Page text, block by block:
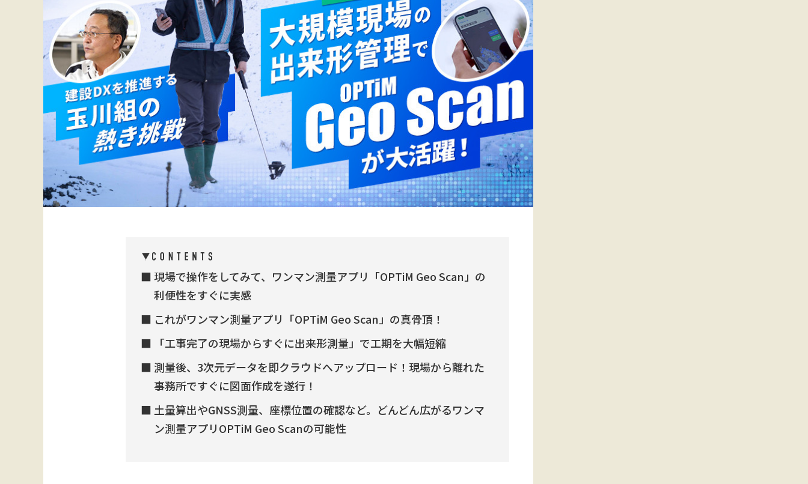
現場で操作をしてみて、ワンマン測量アプリ「OPTiM Geo Scan」の
利便性をすぐに実感
これがワンマン測量アプリ「OPTiM Geo Scan」の真骨頂！
「工事完了の現場からすぐに出来形測量」で工期を大幅短縮
測量後、3次元データを即クラウドへアップロード！現場から離れた
事務所ですぐに図面作成を遂行！
土量算出やGNSS測量、座標位置の確認など。どんどん広がるワンマ
ン測量アプリOPTiM Geo Scanの可能性